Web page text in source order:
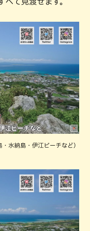
て見渡せます。
水納島・伊江ビーチなど）